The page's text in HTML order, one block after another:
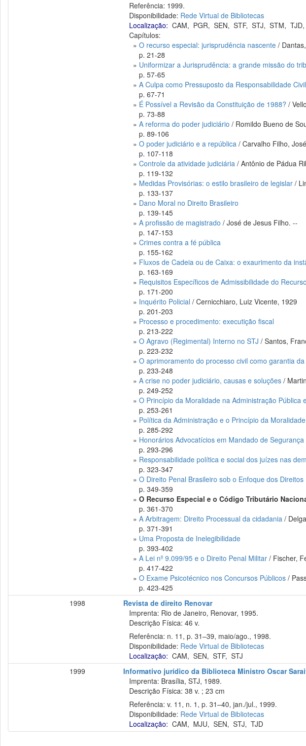
Referência: 1999.
Disponibilidade: Rede Virtual de Bibliotecas
Localização: CAM, PGR,SEN,STF,STJ,STM,TJD
Capítulos:
»O recurso especial: jurisprudência nascente /
p. 21-28
» Uniformizar a Jurisprudência: a grande missão do
p. 57-65
»A Culpa como Pressuposto da Responsabilidade
p. 67-71
» É Possível a Revisão da Constituição de 1988? /
p. 73-88
»A reforma do poder judiciário / Romildo Bueno de
p. 89-106
»O poder judiciário e a república / Carvalho Filho,
p. 107-118
»Controle da atividade judiciária / Antônio de Pádua
p. 119-132
» Medidas Provisórias: o estilo brasileiro de legislar /
p. 133-137
» Dano Moral no Direito Brasileiro
p. 139-145
»A profissão de magistrado / José de Jesus Filho. --
p. 147-153
»Crimes contra a fé pública
p. 155-162
» Fluxos de Cadeia ou de Caixa: o exaurimento da
p. 163-169
» Requisitos Específicos de Admissibilidade do
p. 171-200
» Inquérito Policial / Cernicchiaro, Luiz Vicente, 1929
p. 201-203
» Processo e procedimento: executição fiscal
p. 213-222
»O Agravo (Regimental) Interno no STJ / Santos,
p. 223-232
»O aprimoramento do processo civil como garantia
p. 233-248
»A crise no poder judiciário, causas e soluções /
p. 249-252
»O Princípio da Moralidade na Administração
p. 253-261
» Política da Administração e o Princípio da Moralidade
p. 285-292
» Honorários Advocatícios em Mandado de Segurança
p. 293-296
» Responsabilidade política e social dos juízes nas
p. 323-347
»O Direito Penal Brasileiro sob o Enfoque dos Direitos
p. 349-359
»O Recurso Especial e o Código Tributário
p. 361-370
»A Arbitragem: Direito Processual da cidadania /
p. 371-391
» Uma Proposta de Inelegibilidade
p. 393-402
»A Lei nº 9.099/95 e o Direito Penal Militar / Fischer,
p. 417-422
»O Exame Psicotécnico nos Concursos Públicos /
p. 423-425
1998
Revista de direito Renovar
Imprenta: Rio de Janeiro, Renovar, 1995.
Descrição Física: 46 v.
Referência: n. 11, p. 31–39, maio/ago., 1998.
Disponibilidade: Rede Virtual de Bibliotecas
Localização: CAM,SEN,STF,STJ
1999
Informativo jurídico da Biblioteca Ministro Oscar
Imprenta: Brasília, STJ, 1989.
Descrição Física: 38 v. ; 23 cm
Referência: v. 11, n. 1, p. 31–40, jan./jul., 1999.
Disponibilidade: Rede Virtual de Bibliotecas
Localização: CAM, MJU,SEN,STJ,TJD